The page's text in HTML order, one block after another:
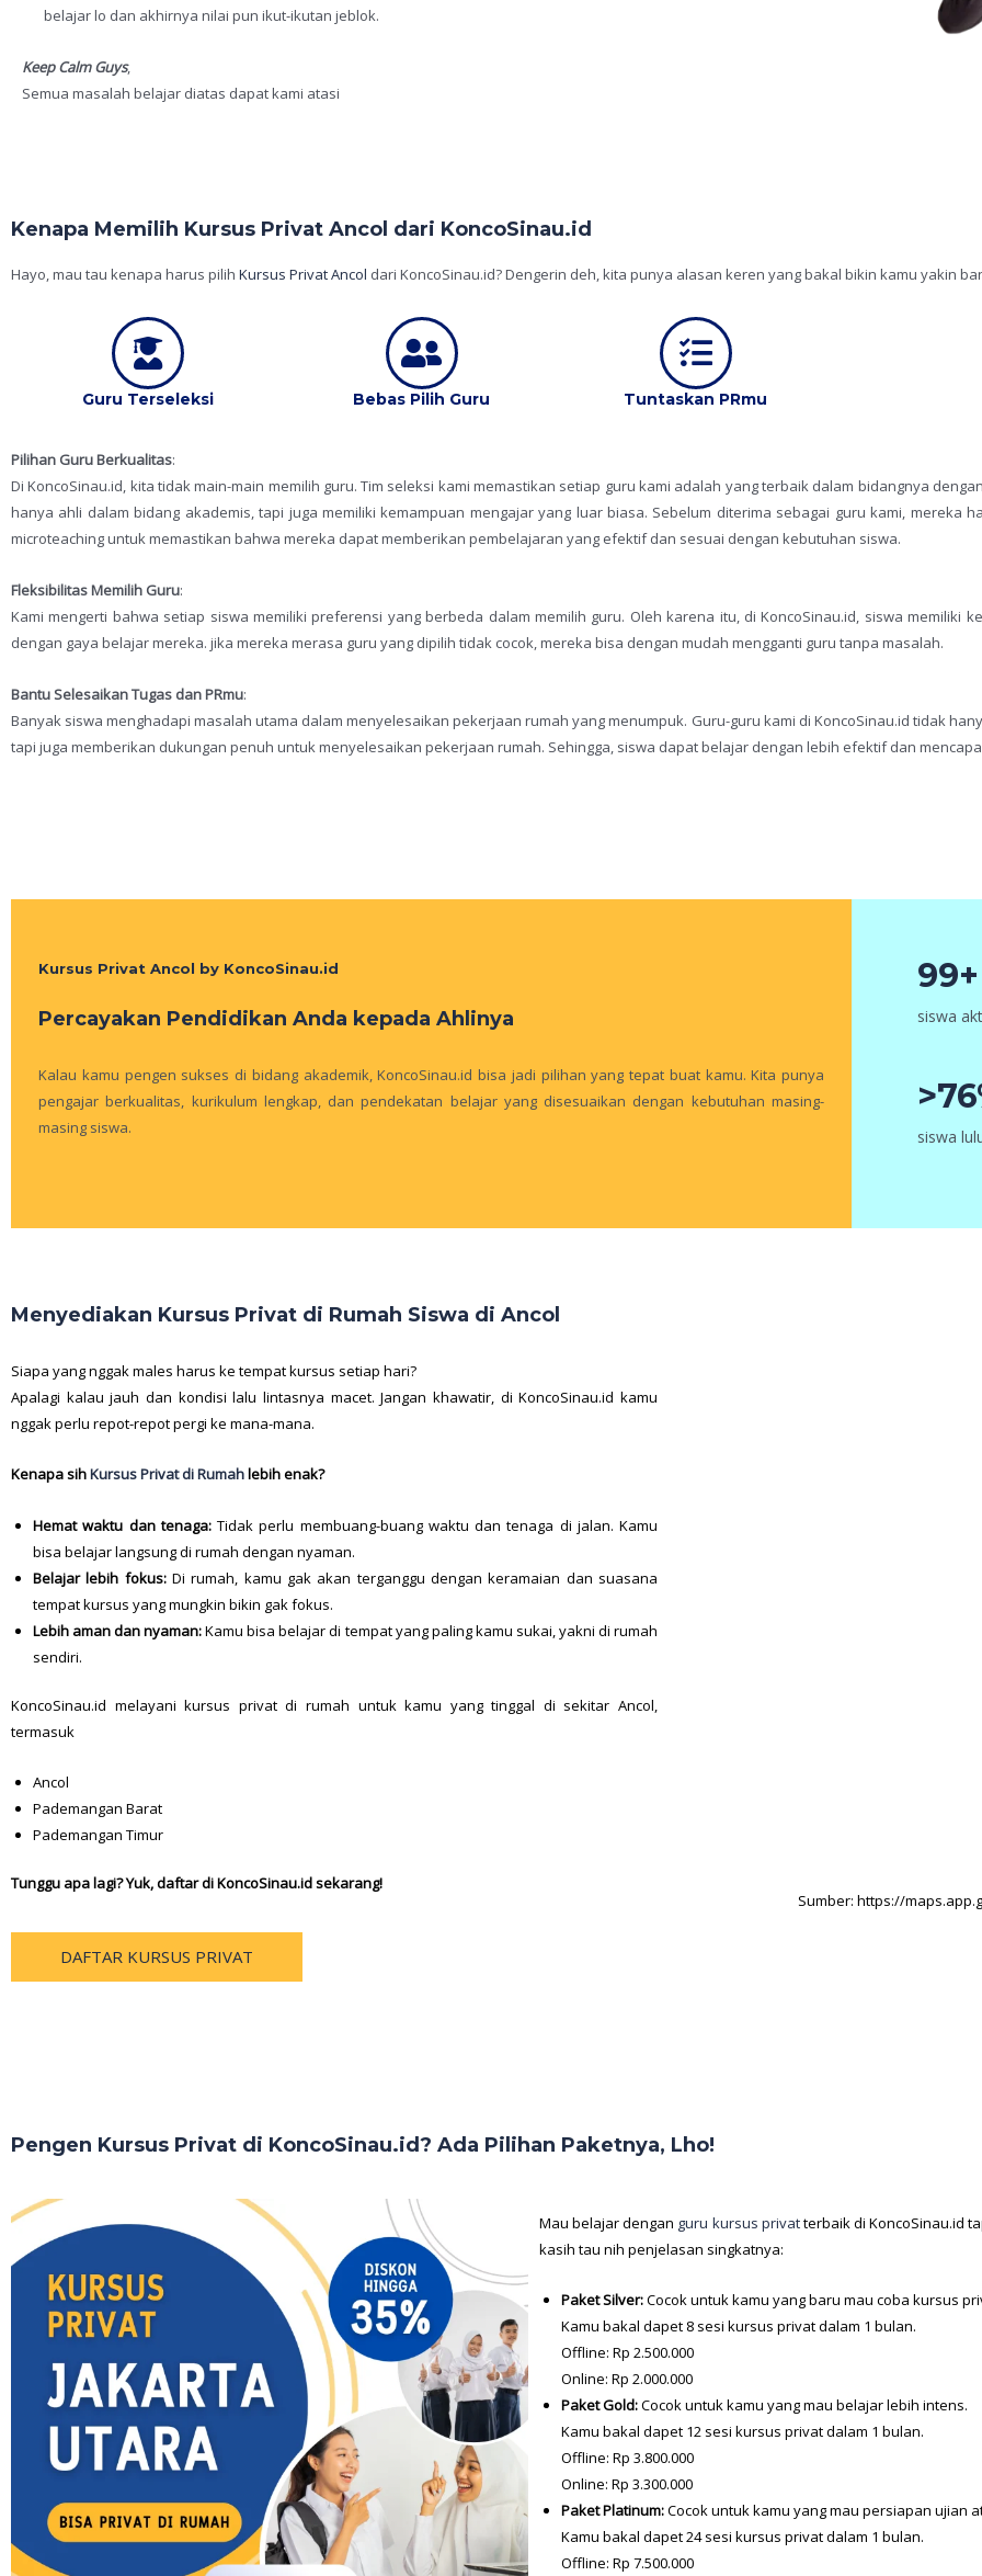
belajar lo dan akhirnya nilai pun ikut-ikutan jeblok.
Keep Calm Guys,
Semua masalah belajar diatas dapat kami atasi
Kenapa Memilih Kursus Privat Ancol dari KoncoSinau.id
Hayo, mau tau kenapa harus pilih Kursus Privat Ancol dari KoncoSinau.id? Dengerin deh, kita punya alasan keren yang bakal bikin kamu yakin
Guru Terseleksi Bebas Pilih Guru Tuntaskan PRmu
Pilihan Guru Berkualitas:
Di KoncoSinau.id, kita tidak main-main memilih guru. Tim seleksi kami memastikan setiap guru kami adalah yang terbaik dalam bidangnya
hanya ahli dalam bidang akademis, tapi juga memiliki kemampuan mengajar yang luar biasa. Sebelum diterima sebagai guru kami, mereka
microteaching untuk memastikan bahwa mereka dapat memberikan pembelajaran yang efektif dan sesuai dengan kebutuhan siswa.
Fleksibilitas Memilih Guru:
Kami mengerti bahwa setiap siswa memiliki preferensi yang berbeda dalam memilih guru. Oleh karena itu, di KoncoSinau.id, siswa memiliki
dengan gaya belajar mereka. jika mereka merasa guru yang dipilih tidak cocok, mereka bisa dengan mudah mengganti guru tanpa masalah.
Bantu Selesaikan Tugas dan PRmu:
Banyak siswa menghadapi masalah utama dalam menyelesaikan pekerjaan rumah yang menumpuk. Guru-guru kami di KoncoSinau.id tidak
tapi juga memberikan dukungan penuh untuk menyelesaikan pekerjaan rumah. Sehingga, siswa dapat belajar dengan lebih efektif dan
Kursus Privat Ancol by KoncoSinau.id
Percayakan Pendidikan Anda kepada Ahlinya
Kalau kamu pengen sukses di bidang akademik, KoncoSinau.id bisa jadi pilihan yang tepat buat kamu. Kita punya
pengajar berkualitas, kurikulum lengkap, dan pendekatan belajar yang disesuaikan dengan kebutuhan masing-
masing siswa.
99+
siswa
siswa
Menyediakan Kursus Privat di Rumah Siswa di Ancol
Siapa yang nggak males harus ke tempat kursus setiap hari?
Apalagi kalau jauh dan kondisi lalu lintasnya macet. Jangan khawatir, di KoncoSinau.id kamu
nggak perlu repot-repot pergi ke mana-mana.
Kenapa sihKursus Privat di Rumahlebih enak?
Hemat waktu dan tenaga:Tidak perlu membuang-buang waktu dan tenaga di jalan. Kamu
bisa belajar langsung di rumah dengan nyaman.
Belajar lebih fokus:Di rumah, kamu gak akan terganggu dengan keramaian dan suasana
tempat kursus yang mungkin bikin gak fokus.
Lebih aman dan nyaman:Kamu bisa belajar di tempat yang paling kamu sukai, yakni di rumah
sendiri.
KoncoSinau.id melayani kursus privat di rumah untuk kamu yang tinggal di sekitar Ancol,
termasuk
Ancol
Pademangan Barat
Pademangan Timur
Tunggu apa lagi? Yuk, daftar di KoncoSinau.id sekarang!
DAFTAR KURSUS PRIVAT
Sumber: https://
Pengen Kursus Privat di KoncoSinau.id? Ada Pilihan Paketnya, Lho!
Mau belajar dengan guru kursus privatterbaik di KoncoSinau.id
kasih tau nih penjelasan singkatnya:
Paket Silver:Cocok untuk kamu yang baru mau coba kursus
Kamu bakal dapet 8 sesi kursus privat dalam 1 bulan.
Offline: Rp 2.500.000
Online: Rp 2.000.000
Paket Gold:Cocok untuk kamu yang mau belajar lebih intens.
Kamu bakal dapet 12 sesi kursus privat dalam 1 bulan.
Offline: Rp 3.800.000
Online: Rp 3.300.000
Paket Platinum:Cocok untuk kamu yang mau persiapan ujian
Kamu bakal dapet 24 sesi kursus privat dalam 1 bulan.
Offline: Rp 7.500.000